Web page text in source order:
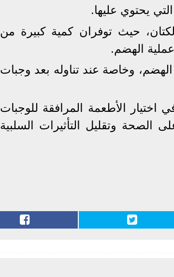
يحتوي عليها.
حيث توفران كمية كبيرة من
الهضم.
وخاصة عند تناوله بعد وجبات
اختيار الأطعمة المرافقة للوجبات
وتقليل التأثيرات السلبية